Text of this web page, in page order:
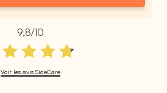
9,8/10
Voir les avis SideCare